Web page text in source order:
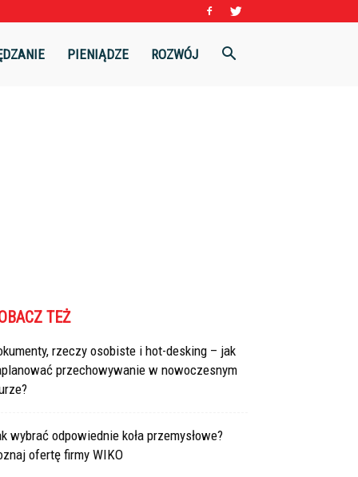
PIENIĄDZE ROZWÓJ
TEŻ
rzeczy osobiste i hot-desking – jak
przechowywanie w nowoczesnym
wybrać odpowiednie koła przemysłowe?
ofertę firmy WIKO